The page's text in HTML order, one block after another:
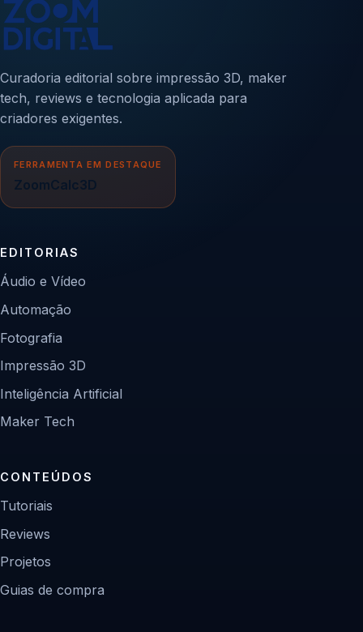
Curadoria editorial sobre impressão 3D, maker
tech, reviews e tecnologia aplicada para
criadores exigentes.
FERRAMENTA EM DESTAQUE
ZoomCalc3D
EDITORIAS
Áudio e Vídeo
Automação
Fotografia
Impressão 3D
Inteligência Artificial
Maker Tech
CONTEÚDOS
Tutoriais
Reviews
Projetos
Guias de compra